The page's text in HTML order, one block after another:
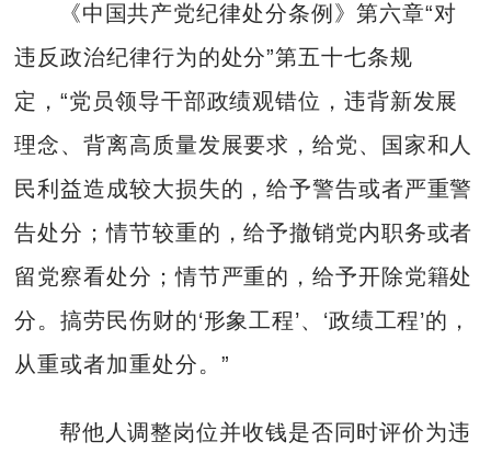
《中国共产党纪律处分条例》第六章“对
违反政治纪律行为的处分”第五十七条规
定，“党员领导干部政绩观错位，违背新发展
理念、背离高质量发展要求，给党、国家和人
民利益造成较大损失的，给予警告或者严重警
告处分；情节较重的，给予撤销党内职务或者
留党察看处分；情节严重的，给予开除党籍处
分。搞劳民伤财的‘形象工程’、‘政绩工程’的，
从重或者加重处分。”
帮他人调整岗位并收钱是否同时评价为违